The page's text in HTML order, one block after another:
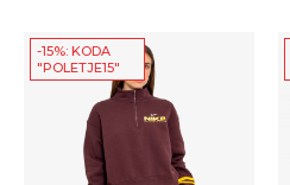
-15%: KODA
"POLETJE15"